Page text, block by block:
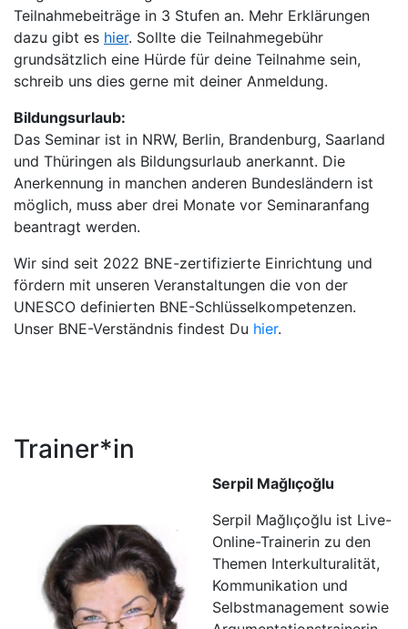
Teilnahmebeiträge in 3 Stufen an. Mehr Erklärungen
dazu gibt es hier. Sollte die Teilnahmegebühr
grundsätzlich eine Hürde für deine Teilnahme sein,
schreib uns dies gerne mit deiner Anmeldung.
Bildungsurlaub:
Das Seminar ist in NRW, Berlin, Brandenburg, Saarland
und Thüringen als Bildungsurlaub anerkannt. Die
Anerkennung in manchen anderen Bundesländern ist
möglich, muss aber drei Monate vor Seminaranfang
beantragt werden.
Wir sind seit 2022 BNE-zertifizierte Einrichtung und
fördern mit unseren Veranstaltungen die von der
UNESCO definierten BNE-Schlüsselkompetenzen.
Unser BNE-Verständnis findest Du hier.
Trainer*in
Serpil Mağlıҫoğlu
Serpil Mağlıҫoğlu ist Live-
Online-Trainerin zu den
Themen Interkulturalität,
Kommunikation und
Selbstmanagement sowie